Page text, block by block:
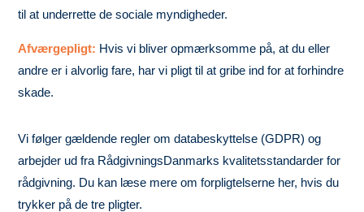
til at underrette de sociale myndigheder.
Afværgepligt: Hvis vi bliver opmærksomme på, at du eller
andre er i alvorlig fare, har vi pligt til at gribe ind for at forhindre
skade.
Vi følger gældende regler om databeskyttelse (GDPR) og
arbejder ud fra RådgivningsDanmarks kvalitetsstandarder for
rådgivning. Du kan læse mere om forpligtelserne her, hvis du
trykker på de tre pligter.